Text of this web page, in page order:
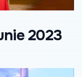
2023